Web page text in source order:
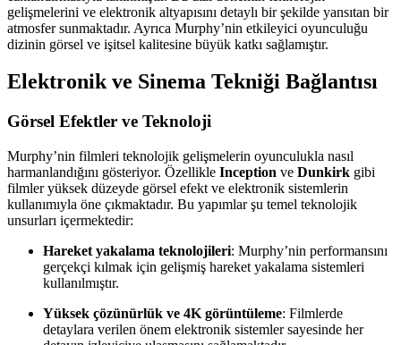
gelişmelerini ve elektronik altyapısını detaylı bir şekilde yansıtan bir
atmosfer sunmaktadır. Ayrıca Murphy’nin etkileyici oyunculuğu
dizinin görsel ve işitsel kalitesine büyük katkı sağlamıştır.
Elektronik ve Sinema Tekniği Bağlantısı
Görsel Efektler ve Teknoloji
Murphy’nin filmleri teknolojik gelişmelerin oyunculukla nasıl
harmanlandığını gösteriyor. Özellikle Inception ve Dunkirk gibi
filmler yüksek düzeyde görsel efekt ve elektronik sistemlerin
kullanımıyla öne çıkmaktadır. Bu yapımlar şu temel teknolojik
unsurları içermektedir:
Hareket yakalama teknolojileri: Murphy’nin performansını
gerçekçi kılmak için gelişmiş hareket yakalama sistemleri
kullanılmıştır.
Yüksek çözünürlük ve 4K görüntüleme: Filmlerde
detaylara verilen önem elektronik sistemler sayesinde her